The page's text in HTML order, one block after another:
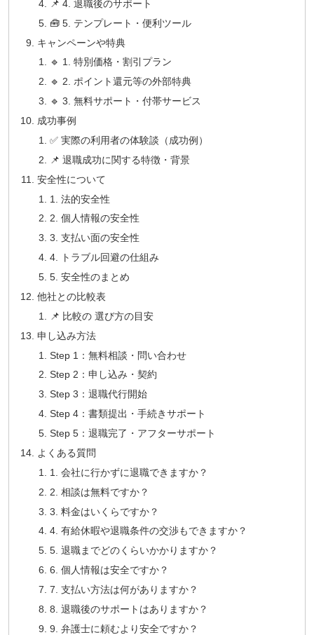
📌 4. 退職後のサポート
🧰 5. テンプレート・便利ツール
キャンペーンや特典
🔹 1. 特別価格・割引プラン
🔹 2. ポイント還元等の外部特典
🔹 3. 無料サポート・付帯サービス
成功事例
✅ 実際の利用者の体験談（成功例）
📌 退職成功に関する特徴・背景
安全性について
1. 法的安全性
2. 個人情報の安全性
3. 支払い面の安全性
4. トラブル回避の仕組み
5. 安全性のまとめ
他社との比較表
📌 比較の 選び方の目安
申し込み方法
Step 1：無料相談・問い合わせ
Step 2：申し込み・契約
Step 3：退職代行開始
Step 4：書類提出・手続きサポート
Step 5：退職完了・アフターサポート
よくある質問
1. 会社に行かずに退職できますか？
2. 相談は無料ですか？
3. 料金はいくらですか？
4. 有給休暇や退職条件の交渉もできますか？
5. 退職までどのくらいかかりますか？
6. 個人情報は安全ですか？
7. 支払い方法は何がありますか？
8. 退職後のサポートはありますか？
9. 弁護士に頼むより安全ですか？